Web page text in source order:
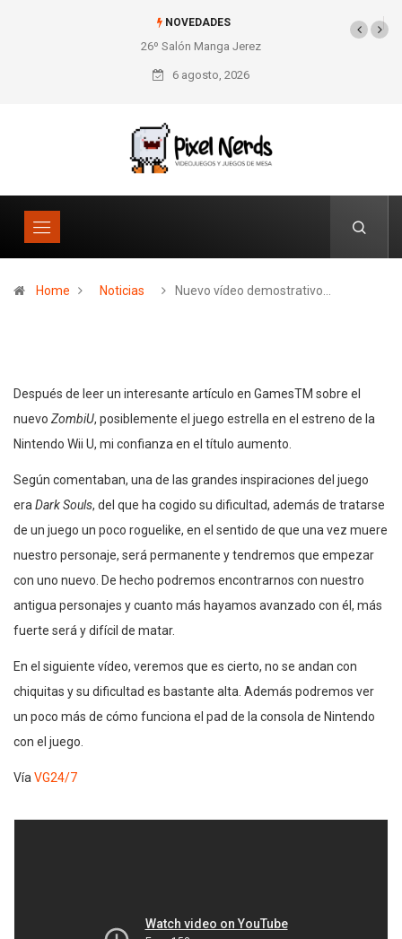
NOVEDADES
26º Salón Manga Jerez SNES Pixel Book para
los amantes de lo retro
6 agosto, 2026
Home Noticias Nuevo vídeo demostrativo…
Después de leer un interesante artículo en GamesTM sobre el
nuevo ZombiU, posiblemente el juego estrella en el estreno de la
Nintendo Wii U, mi confianza en el título aumento.
Según comentaban, una de las grandes inspiraciones del juego
era Dark Souls, del que ha cogido su dificultad, además de tratarse
de un juego un poco roguelike, en el sentido de que una vez muere
nuestro personaje, será permanente y tendremos que empezar
con uno nuevo. De hecho podremos encontrarnos con nuestro
antigua personajes y cuanto más hayamos avanzado con él, más
fuerte será y difícil de matar.
En el siguiente vídeo, veremos que es cierto, no se andan con
chiquitas y su dificultad es bastante alta. Además podremos ver
un poco más de cómo funciona el pad de la consola de Nintendo
con el juego.
Vía VG24/7